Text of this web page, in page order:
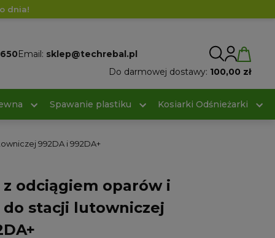
dnia!
Email: sklep@techrebal.pl
Do darmowej dostawy: 100,00 zł
Spawanie plastiku Kosiarki Odśnieżarki
992DA i 992DA+
odciągiem oparów i
stacji lutowniczej